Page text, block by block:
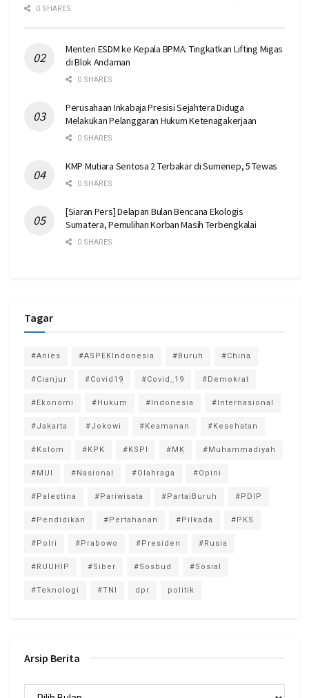
0 SHARES
Menteri ESDM ke Kepala BPMA: Tingkatkan Lifting Migas
di Blok Andaman
0 SHARES
Perusahaan Inkabaja Presisi Sejahtera Diduga
Melakukan Pelanggaran Hukum Ketenagakerjaan
0 SHARES
KMP Mutiara Sentosa 2 Terbakar di Sumenep, 5 Tewas
0 SHARES
[Siaran Pers] Delapan Bulan Bencana Ekologis
Sumatera, Pemulihan Korban Masih Terbengkalai
0 SHARES
Tagar
#Anies #ASPEKIndonesia #Buruh #China
#Cianjur #Covid19 #Covid_19 #Demokrat
#Ekonomi #Hukum #Indonesia #Internasional
#Jakarta #Jokowi #Keamanan #Kesehatan
#Kolom #KPK #KSPI #MK #Muhammadiyah
#MUI #Nasional #Olahraga #Opini
#Palestina #Pariwisata #PartaiBuruh #PDIP
#Pendidikan #Pertahanan #Pilkada #PKS
#Polri #Prabowo #Presiden #Rusia
#RUUHIP #Siber #Sosbud #Sosial
#Teknologi #TNI dpr politik
Arsip Berita